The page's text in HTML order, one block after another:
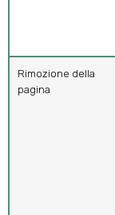
Rimozione della
pagina